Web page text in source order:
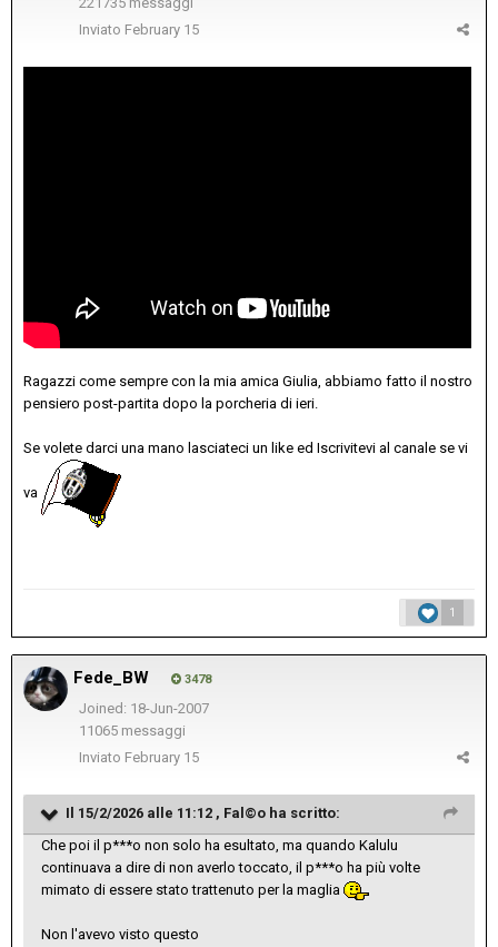
Inviato February 15
Ragazzi come sempre con la mia amica Giulia, abbiamo fatto il nostro
pensiero post-partita dopo la porcheria di ieri.
Se volete darci una mano lasciateci un like ed Iscrivitevi al canale se vi
va
1
Fede_BW 3478
Joined: 18-Jun-2007
11065 messaggi
Inviato February 15
Il 15/2/2026 alle 11:12 , Fal©o ha scritto:
Che poi il p***o non solo ha esultato, ma quando Kalulu
continuava a dire di non averlo toccato, il p***o ha più volte
mimato di essere stato trattenuto per la maglia
Non l'avevo visto questo